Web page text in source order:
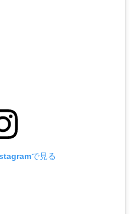
で見る